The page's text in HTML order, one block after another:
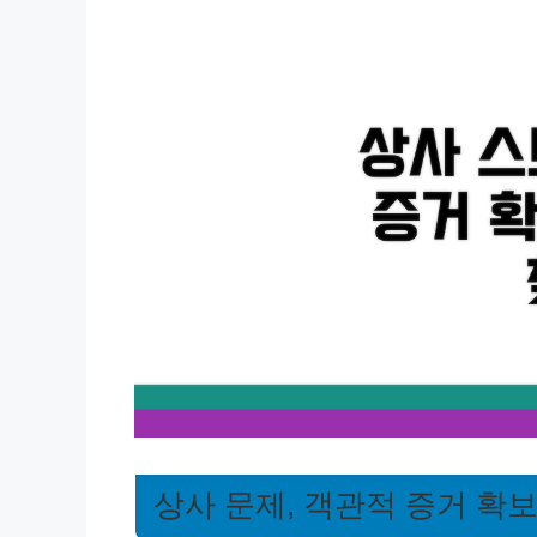
상사 문제, 객관적 증거 확보